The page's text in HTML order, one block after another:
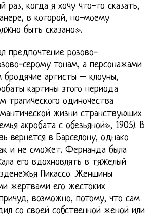
раз, когда я хочу что-то сказать,
в которой, по-моему
быть сказано».
предпочтение розово-
серому тонам, а персонажами
бродячие артисты – клоуны,
картины этого периода
трагического одиночества
жизни странствующих
акробата с обезьяной», 1905). В
вернется в Барселону, однако
и не сможет. Фернанда была
его вдохновлять в тяжелый
Пикассо. Женщины
жертвами его жестоких
причуд, возможно, потому, что сам
со своей собственной женой или